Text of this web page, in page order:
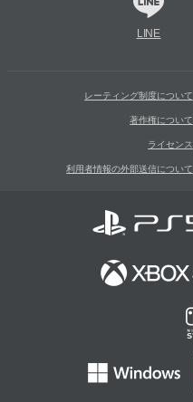
LINE
レーティング制度について
著作権について
ライセンス
利用者情報の外部送信について